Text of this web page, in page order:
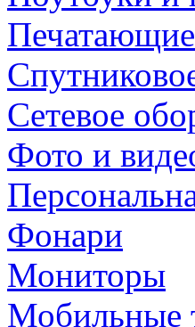
Печатающие
Сетевое
Фото и
Фонари
Мониторы
Мобильные